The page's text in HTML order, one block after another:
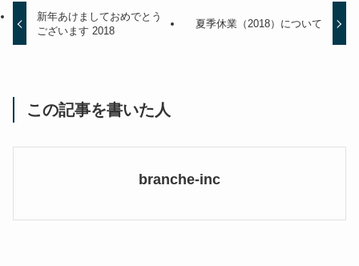
新年あけましておめでとう
ございます 2018
夏季休業（2018）について
この記事を書いた人
branche-inc